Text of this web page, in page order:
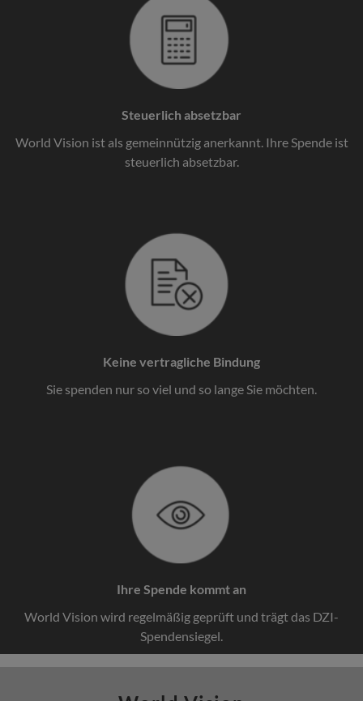
Steuerlich absetzbar
World Vision ist als gemeinnützig anerkannt. Ihre Spende ist
steuerlich absetzbar.
Keine vertragliche Bindung
Sie spenden nur so viel und so lange Sie möchten.
Ihre Spende kommt an
World Vision wird regelmäßig geprüft und trägt das DZI-
Spendensiegel.